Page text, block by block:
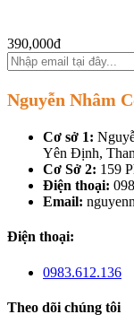
390,000đ
Nguyễn Nhâm
Cơ sở 1:
Yên Định,
Cơ Sở 2: 159
Điện thoại:
Email:
Điện thoại:
0983.612.136
Theo dõi chúng tôi